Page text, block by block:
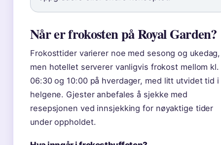
Når er frokosten på Royal Garden?
Frokosttider varierer noe med sesong og ukedag,
men hotellet serverer vanligvis frokost mellom kl.
06:30 og 10:00 på hverdager, med litt utvidet tid i
helgene. Gjester anbefales å sjekke med
resepsjonen ved innsjekking for nøyaktige tider
under oppholdet.